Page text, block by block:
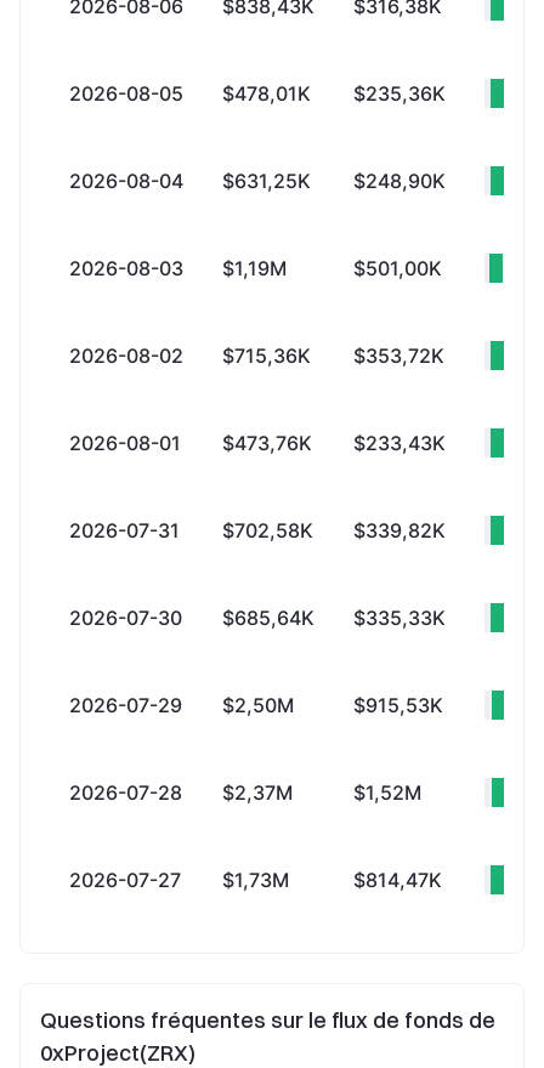
2026-08-06 $838,43K $316,38K
2026-08-05 $478,01K $235,36K
2026-08-04 $631,25K $248,90K
2026-08-03 $1,19M $501,00K
2026-08-02 $715,36K $353,72K
2026-08-01 $473,76K $233,43K
2026-07-31 $702,58K $339,82K
2026-07-30 $685,64K $335,33K
2026-07-29 $2,50M $915,53K
2026-07-28 $2,37M $1,52M
2026-07-27 $1,73M $814,47K
Questions fréquentes sur le flux de fonds de
0xProject(ZRX)